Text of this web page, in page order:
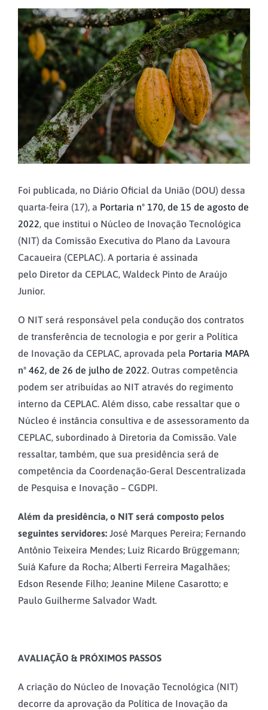
View
Larger
Image
Foi publicada, no Diário Oficial da União (DOU) dessa
quarta-feira (17), a Portaria nº 170, de 15 de agosto de
2022, que institui o Núcleo de Inovação Tecnológica
(NIT) da Comissão Executiva do Plano da Lavoura
Cacaueira (CEPLAC). A portaria é assinada
pelo Diretor da CEPLAC, Waldeck Pinto de Araújo
Junior.
O NIT será responsável pela condução dos contratos
de transferência de tecnologia e por gerir a Política
de Inovação da CEPLAC, aprovada pela Portaria MAPA
nº 462, de 26 de julho de 2022. Outras competência
podem ser atribuídas ao NIT através do regimento
interno da CEPLAC. Além disso, cabe ressaltar que o
Núcleo é instância consultiva e de assessoramento da
CEPLAC, subordinado à Diretoria da Comissão. Vale
ressaltar, também, que sua presidência será de
competência da Coordenação-Geral Descentralizada
de Pesquisa e Inovação – CGDPI.
Além da presidência, o NIT será composto pelos
seguintes servidores: José Marques Pereira; Fernando
Antônio Teixeira Mendes; Luiz Ricardo Brüggemann;
Suiá Kafure da Rocha; Alberti Ferreira Magalhães;
Edson Resende Filho; Jeanine Milene Casarotto; e
Paulo Guilherme Salvador Wadt.
AVALIAÇÃO & PRÓXIMOS PASSOS
A criação do Núcleo de Inovação Tecnológica (NIT)
decorre da aprovação da Política de Inovação da